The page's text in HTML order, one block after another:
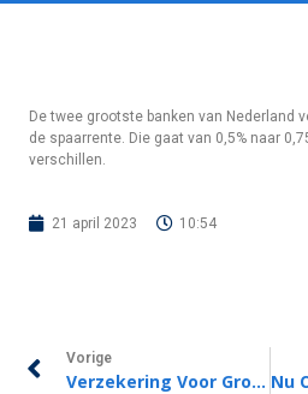
De twee grootste banken van Nederland
de spaarrente. Die gaat van 0,5% naar
verschillen.
21 april 2023 10:54
Vorige
Verzekering Voor Grote Overstromingen In 2025